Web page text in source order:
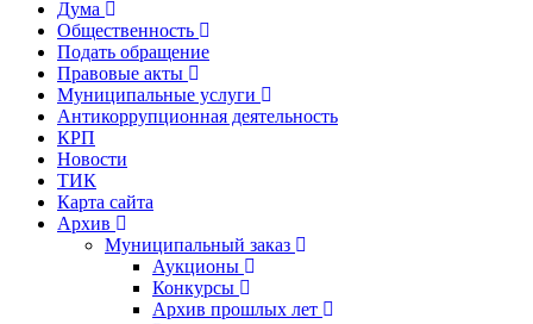
Дума
Общественность
Подать обращение
Правовые акты
Муниципальные услуги
Антикоррупционная деятельность
КРП
Новости
ТИК
Карта сайта
Архив
Муниципальный заказ
Аукционы
Конкурсы
Архив прошлых лет